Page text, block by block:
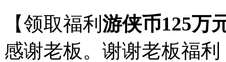
【领取福利 游侠币125万
感谢老板。谢谢老板福利